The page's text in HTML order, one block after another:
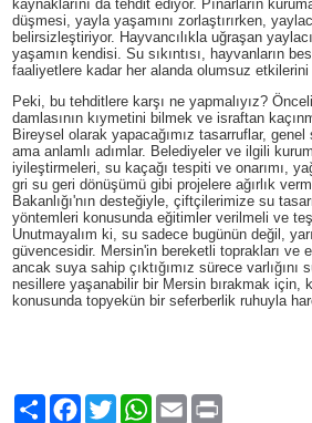
kaynaklarını da tehdit ediyor. Pınarların
düşmesi, yayla yaşamını zorlaştırırken,
belirsizleştiriyor. Hayvancılıkla uğraşan
yaşamın kendisi. Su sıkıntısı, hayvanların
faaliyetlere kadar her alanda olumsuz etkilerini
Peki, bu tehditlere karşı ne yapmalıyız?
damlasının kıymetini bilmek ve israftan
Bireysel olarak yapacağımız tasarruflar,
ama anlamlı adımlar. Belediyeler ve ilgili
iyileştirmeleri, su kaçağı tespiti ve onarımı,
gri su geri dönüşümü gibi projelere ağırlık
Bakanlığı'nın desteğiyle, çiftçilerimize su
yöntemleri konusunda eğitimler verilmeli ve
Unutmayalım ki, su sadece bugünün değil,
güvencesidir. Mersin'in bereketli toprakları ve
ancak suya sahip çıktığımız sürece varlığını
nesillere yaşanabilir bir Mersin bırakmak için,
konusunda topyekün bir seferberlik ruhuyla
PaylaşFacebook
TwitterWhatsApp
Email